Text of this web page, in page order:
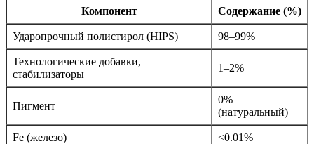
Компонент Содержание (%)
Ударопрочный полистирол (HIPS) 98–99%
Технологические добавки,
стабилизаторы
1–2%
Пигмент
0%
(натуральный)
Fe (железо) <0.01%